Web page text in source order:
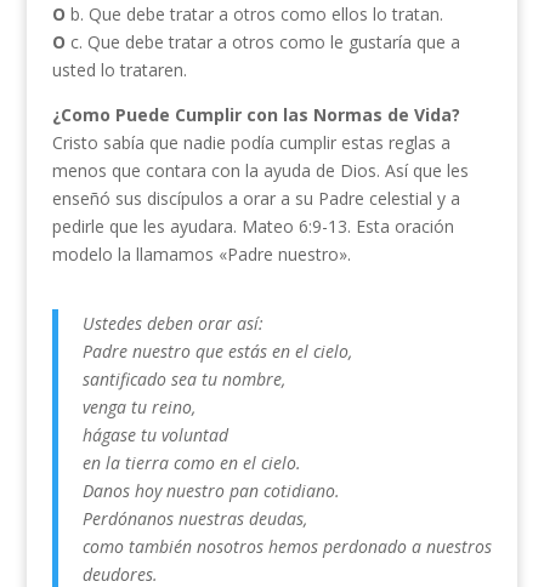
O b. Que debe tratar a otros como ellos lo tratan.
O c. Que debe tratar a otros como le gustaría que a
usted lo trataren.
¿Como Puede Cumplir con las Normas de Vida?
Cristo sabía que nadie podía cumplir estas reglas a
menos que contara con la ayuda de Dios. Así que les
enseñó sus discípulos a orar a su Padre celestial y a
pedirle que les ayudara. Mateo 6:9-13. Esta oración
modelo la llamamos «Padre nuestro».
Ustedes deben orar así:
Padre nuestro que estás en el cielo,
santificado sea tu nombre,
venga tu reino,
hágase tu voluntad
en la tierra como en el cielo.
Danos hoy nuestro pan cotidiano.
Perdónanos nuestras deudas,
como también nosotros hemos perdonado a nuestros
deudores.